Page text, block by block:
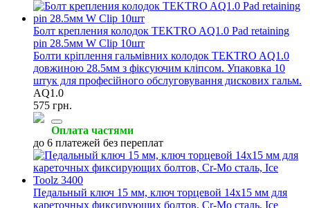
Болт крепления колодок TEKTRO AQ1.0 Pad retaining
pin 28.5мм W Clip 10шт
Болти кріплення гальмівних колодок TEKTRO AQ1.0
довжиною 28.5мм з фіксуючим кліпсом. Упаковка 10
штук для професійного обслуговування дискових гальм.
AQ1.0
575 грн.
Оплата частями
до 6 платежей без переплат
Педальный ключ 15 мм, ключ торцевой 14x15 мм для
кареточных фиксирующих болтов, Cr-Mo сталь, Ice